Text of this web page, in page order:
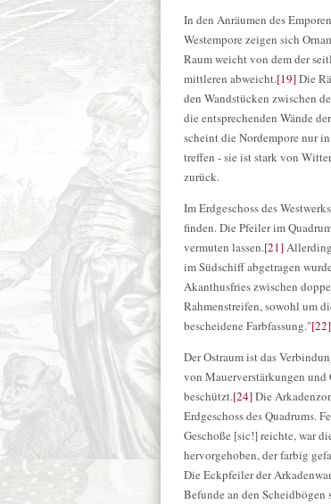
In den Anräumen des
Westempore zeigen sich
Raum weicht von dem der
mittleren abweicht.[19]Die
den Wandstücken zwischen
die entsprechenden Wände
scheint die Nordempore nur
treffen - sie ist stark von
zurück.
Im Erdgeschoss des
finden. Die Pfeiler im
vermuten lassen.[21]
im Südschiff abgetragen
Akanthusfries zwischen
Rahmenstreifen, sowohl um
bescheidene Farbfassung."[22]
Der Ostraum ist das
von Mauerverstärkungen und
beschützt.[24]Die
Erdgeschoss des Quadrums.
Geschoße [sic!] reichte, war
hervorgehoben, der farbig
Die Eckpfeiler der
Befunde an den